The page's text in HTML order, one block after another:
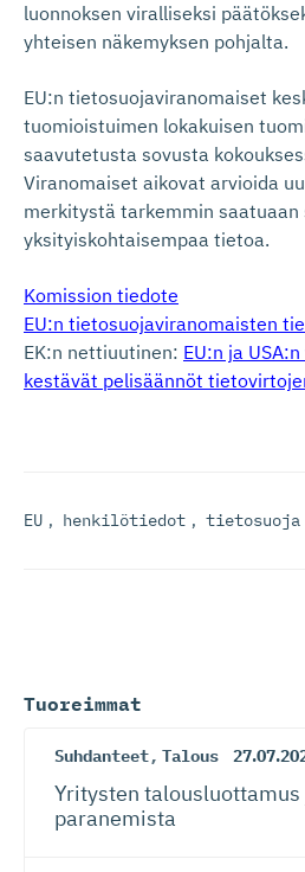
luonnoksen viralliseksi
yhteisen näkemyksen pohjalta.
EU:n tietosuojaviranomaiset
tuomioistuimen lokakuisen
saavutetusta sovusta
Viranomaiset aikovat arvioida
merkitystä tarkemmin
yksityiskohtaisempaa tietoa.
Komission tiedote
EU:n tietosuojaviranomaisten
EK:n nettiuutinen: EU:n ja
kestävät pelisäännöt
EU , henkilötiedot , tietosuoja
Tuoreimmat
Suhdanteet, Talous
Yritysten talousluottamus
paranemista